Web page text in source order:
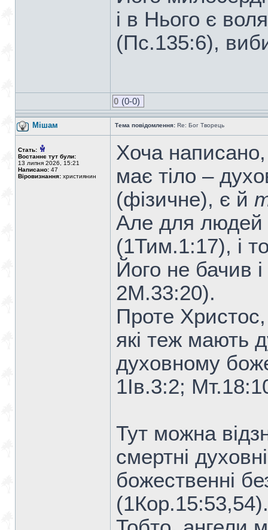
і в Нього є
(Пс.135:6),
0 (0-0)
Мішам Тема повідомлення: Re: Бог Творець
Стать:
Востаннє тут були:
13 липня 2026, 15:21
Написано: 47
Віровизнання: християнин
Хоча написано,
має тіло –
(фізичне), є й
Але для людей
(1Тим.1:17), і
Його не бачив
2М.33:20).
Проте
які теж мають
духовному
1Ів.3:2;
Тут можна
смертні
божественні
(1Кор.15:53,54).